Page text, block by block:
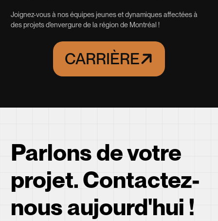
Joignez-vous à nos équipes jeunes et dynamiques affectées à
des projets d'envergure de la région de Montréal !
CARRIÈRE
Parlons de votre
projet. Contactez-
nous aujourd'hui !